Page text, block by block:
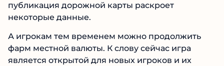
публикация дорожной карты раскроет
некоторые данные.
А игрокам тем временем можно продолжить
фарм местной валюты. К слову сейчас игра
является открытой для новых игроков и их